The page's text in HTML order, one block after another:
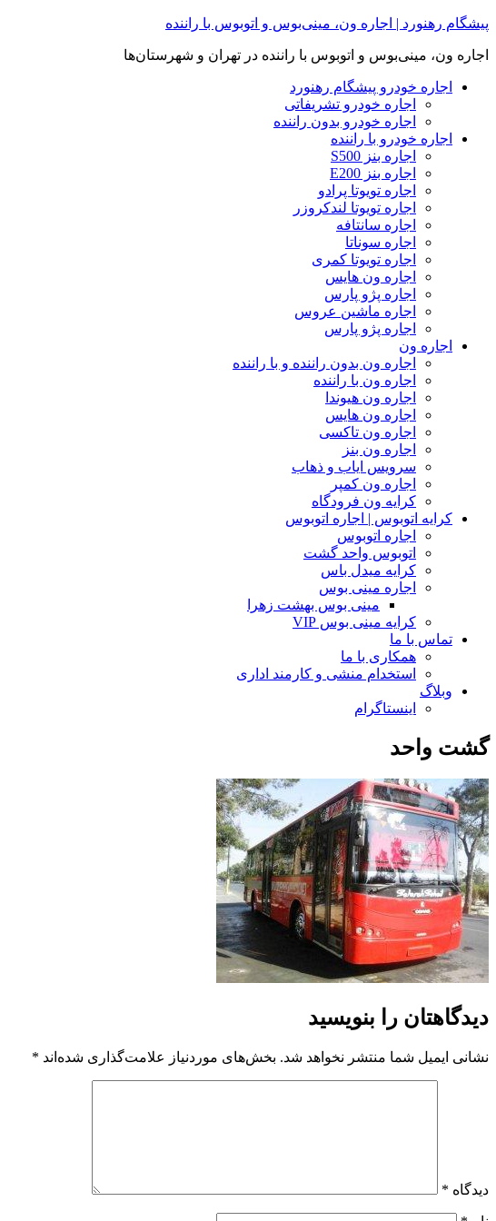
Skip
content
پیشگام رهنورد | اجاره ون، مینی‌بوس و اتوبوس با راننده
اجاره ون، مینی‌بوس و اتوبوس با راننده در تهران و شهرستان‌ها
اجاره خودرو پیشگام رهنورد
اجاره خودرو تشریفاتی
اجاره خودرو بدون راننده
اجاره خودرو با راننده
اجاره بنز S500
اجاره بنز E200
اجاره تویوتا پرادو
اجاره تویوتا لندکروزر
اجاره سانتافه
اجاره سوناتا
اجاره تویوتا کمری
اجاره ون هایس
اجاره پژو پارس
اجاره ماشین عروس
اجاره پژو پارس
اجاره ون
اجاره ون بدون راننده و با راننده
اجاره ون با راننده
اجاره ون هیوندا
اجاره ون هایس
اجاره ون تاکسی
اجاره ون بنز
سرویس ایاب و ذهاب
اجاره ون کمپر
کرایه ون فرودگاه
کرایه اتوبوس | اجاره اتوبوس
اجاره اتوبوس
اتوبوس واحد گشت
کرایه میدل باس
اجاره مینی بوس
مینی بوس بهشت زهرا
کرایه مینی بوس VIP
تماس با ما
همکاری با ما
استخدام منشی و کارمند اداری
وبلاگ
اینستاگرام
گشت واحد
دیدگاهتان را بنویسید
نشانی ایمیل شما منتشر نخواهد شد. بخش‌های موردنیاز علامت‌گذاری شده‌اند *
دیدگاه *